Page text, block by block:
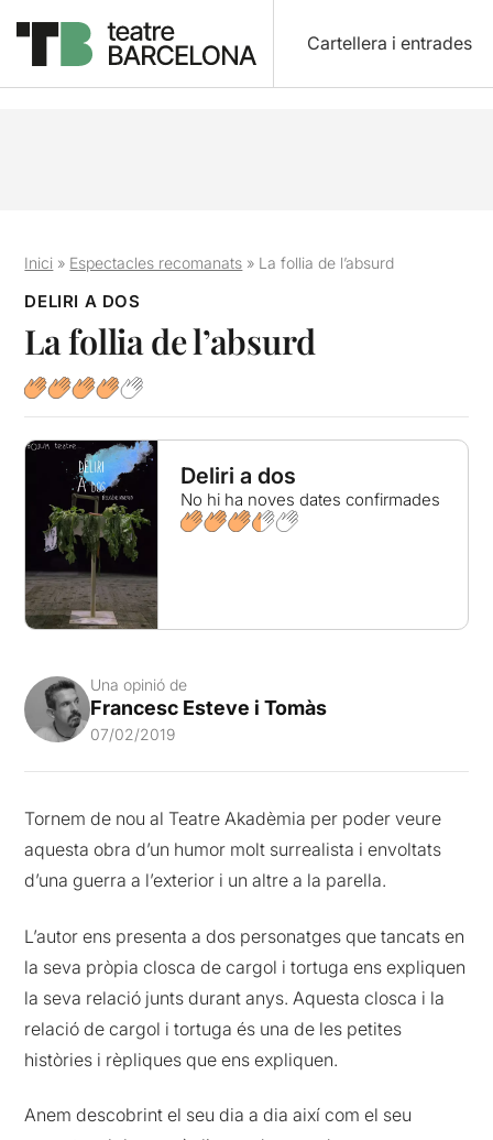
Cartellera i entrades
Inici » Espectacles recomanats » La follia de l’absurd
DELIRI A DOS
La follia de l’absurd
Deliri a dos
No hi ha noves dates confirmades
Una opinió de
Francesc Esteve i Tomàs
07/02/2019
Tornem de nou al Teatre Akadèmia per poder veure
aquesta obra d’un humor molt surrealista i envoltats
d’una guerra a l’exterior i un altre a la parella.
L’autor ens presenta a dos personatges que tancats en
la seva pròpia closca de cargol i tortuga ens expliquen
la seva relació junts durant anys. Aquesta closca i la
relació de cargol i tortuga és una de les petites
històries i rèpliques que ens expliquen.
Anem descobrint el seu dia a dia així com el seu